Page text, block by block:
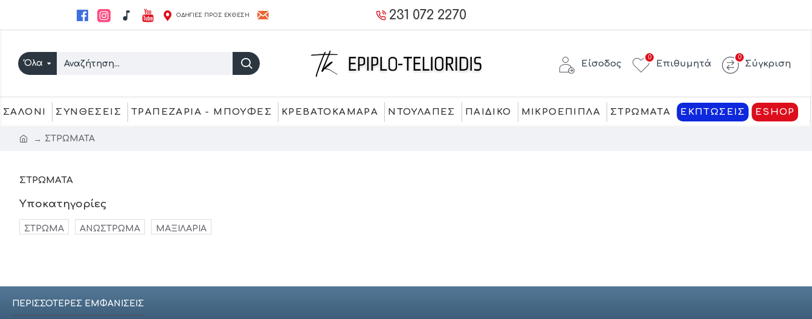
ΟΔΗΓΙΕΣ ΠΡΟΣ ΕΚΘΕΣΗ 231 072 2270
Όλα Είσοδος Επιθυμητά
0
Σύγκριση
0
ΣΑΛΟΝΙ ΣΥΝΘΕΣΕΙΣ ΤΡΑΠΕΖΑΡΙΑ - ΜΠΟΥΦΕΣ ΚΡΕΒΑΤΟΚΑΜΑΡΑ ΝΤΟΥΛΑΠΕΣ ΠΑΙΔΙΚΟ ΜΙΚΡΟΕΠΙΠΛΑ ΣΤΡΩΜΑΤΑ ΕΚΠΤΩΣΕΙΣ ESHOP
ΣΤΡΩΜΑΤΑ
ΣΤΡΩΜΑΤΑ
Υποκατηγορίες
ΣΤΡΩΜΑ ΑΝΩΣΤΡΩΜΑ ΜΑΞΙΛΑΡΙΑ
ΠΕΡΙΣΣΌΤΕΡΕΣ ΕΜΦΑΝΊΣΕΙΣ